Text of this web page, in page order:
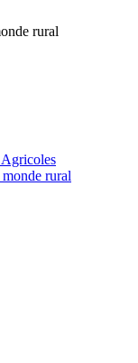
rural
Agricoles
rural